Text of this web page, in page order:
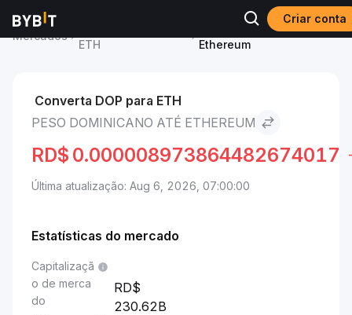
Criar conta
Mercados
ETH
Peso dominicano to
Ethereum
Converta DOP para ETH
PESO DOMINICANO ATÉ ETHEREUM
RD$ 0.000008973864482674017
Última atualização: Aug 6, 2026, 07:00:00
Estatísticas do mercado
Capitalizaçã
o de merca
do
230.62B